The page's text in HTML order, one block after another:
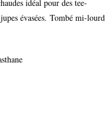
idéal pour des tee-
évasées. Tombé mi-lourd